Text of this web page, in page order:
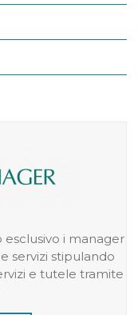
i manager
servizi stipulando
e tutele tramite